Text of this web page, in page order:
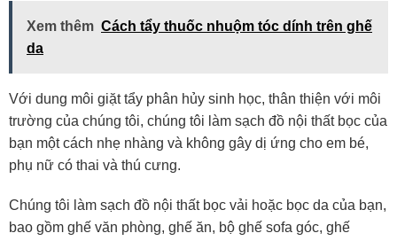
Xem thêm Cách tẩy thuốc nhuộm tóc dính trên ghế
da
Với dung môi giặt tẩy phân hủy sinh học, thân thiện với môi
trường của chúng tôi, chúng tôi làm sạch đồ nội thất bọc của
bạn một cách nhẹ nhàng và không gây dị ứng cho em bé,
phụ nữ có thai và thú cưng.
Chúng tôi làm sạch đồ nội thất bọc vải hoặc bọc da của bạn,
bao gồm ghế văn phòng, ghế ăn, bộ ghế sofa góc, ghế